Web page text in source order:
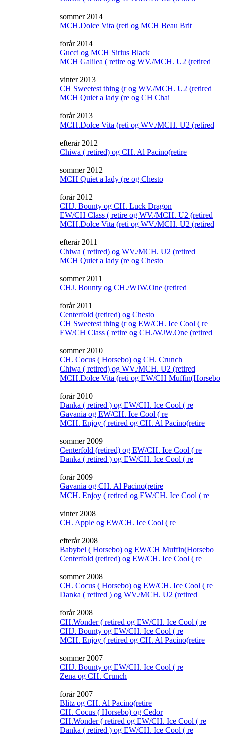
sommer 2014
MCH.Dolce Vita (reti og MCH Beau Brit
forår 2014
Gucci og MCH Sirius Black
MCH Galilea ( retire og WV./MCH. U2 (retired
vinter 2013
CH Sweetest thing (r og WV./MCH. U2 (retired
MCH Quiet a lady (re og CH Chai
forår 2013
MCH.Dolce Vita (reti og WV./MCH. U2 (retired
efterår 2012
Chiwa ( retired) og CH. Al Pacino(retire
sommer 2012
MCH Quiet a lady (re og Chesto
forår 2012
CHJ. Bounty og CH. Luck Dragon
EW/CH Class ( retire og WV./MCH. U2 (retired
MCH.Dolce Vita (reti og WV./MCH. U2 (retired
efterår 2011
Chiwa ( retired) og WV./MCH. U2 (retired
MCH Quiet a lady (re og Chesto
sommer 2011
CHJ. Bounty og CH./WJW.One (retired
forår 2011
Centerfold (retired) og Chesto
CH Sweetest thing (r og EW/CH. Ice Cool ( re
EW/CH Class ( retire og CH./WJW.One (retired
sommer 2010
CH. Cocus ( Horsebo) og CH. Crunch
Chiwa ( retired) og WV./MCH. U2 (retired
MCH.Dolce Vita (reti og EW/CH Muffin(Horsebo
forår 2010
Danka ( retired ) og EW/CH. Ice Cool ( re
Gavania og EW/CH. Ice Cool ( re
MCH. Enjoy ( retired og CH. Al Pacino(retire
sommer 2009
Centerfold (retired) og EW/CH. Ice Cool ( re
Danka ( retired ) og EW/CH. Ice Cool ( re
forår 2009
Gavania og CH. Al Pacino(retire
MCH. Enjoy ( retired og EW/CH. Ice Cool ( re
vinter 2008
CH. Apple og EW/CH. Ice Cool ( re
efterår 2008
Babybel ( Horsebo) og EW/CH Muffin(Horsebo
Centerfold (retired) og EW/CH. Ice Cool ( re
sommer 2008
CH. Cocus ( Horsebo) og EW/CH. Ice Cool ( re
Danka ( retired ) og WV./MCH. U2 (retired
forår 2008
CH.Wonder ( retired og EW/CH. Ice Cool ( re
CHJ. Bounty og EW/CH. Ice Cool ( re
MCH. Enjoy ( retired og CH. Al Pacino(retire
sommer 2007
CHJ. Bounty og EW/CH. Ice Cool ( re
Zena og CH. Crunch
forår 2007
Blitz og CH. Al Pacino(retire
CH. Cocus ( Horsebo) og Cedor
CH.Wonder ( retired og EW/CH. Ice Cool ( re
Danka ( retired ) og EW/CH. Ice Cool ( re